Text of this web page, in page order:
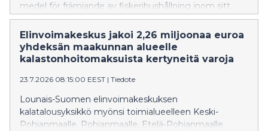
medel för främjande av fiskerihushållning inom sitt
verksamhetsområde, som omfattar Mellersta
Österbotten, Österbotten, Södra Österbotten,
Satakunta, Egentliga Finland, Nyland, Päijänne-
Tavastland, Kymmenedalen och Södra Karelen.
fiskevårdsavgifter som betalas av fiskare.
Elinvoimakeskus jakoi 2,26 miljoonaa euroa
yhdeksän maakunnan alueelle
kalastonhoitomaksuista kertyneitä varoja
23.7.2026 08:15:00 EEST | Tiedote
Lounais-Suomen elinvoimakeskuksen
kalatalousyksikkö myönsi toimialueelleen Keski-
Pohjanmaalle, Pohjanmaalle, Etelä-Pohjanmaalle,